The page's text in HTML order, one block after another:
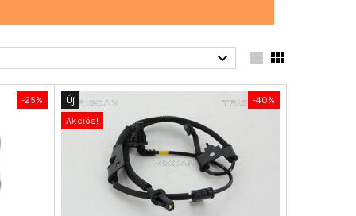
  
-25% -40%
Új
Akciós!